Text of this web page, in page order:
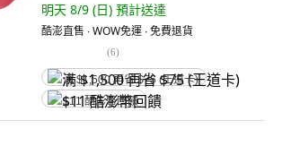
明天 8/9 (日) 預計送達
酷澎直售 ∙ WOW免運 ∙ 免費退貨
(6)
满 $1,500 再省 $75 (王道卡)
$11 酷澎幣回饋